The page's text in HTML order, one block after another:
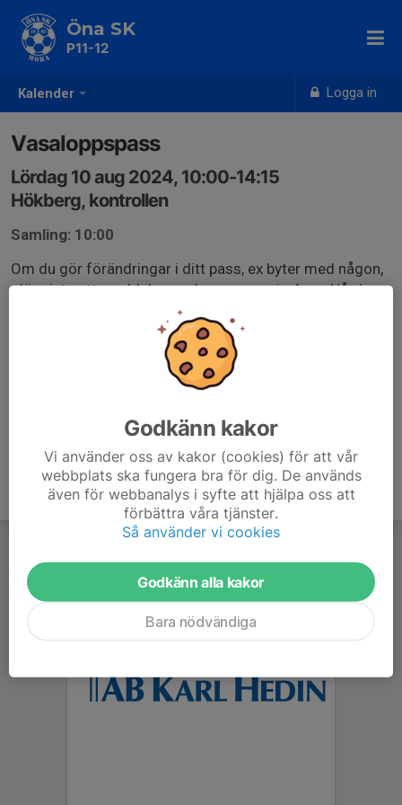
Kalender Logga in
Öna SK
P11-12
Vasaloppspass
Lördag 10 aug 2024, 10:00-14:15
Hökberg, kontrollen
Samling: 10:00
Om du gör förändringar i ditt pass, ex byter med någon,
glöm inte att meddela vasaloppsansvarig Anna Hård.
Godkänn kakor
Vi använder oss av kakor (cookies) för att vår
webbplats ska fungera bra för dig. De används
även för webbanalys i syfte att hjälpa oss att
förbättra våra tjänster.
Så använder vi cookies
Godkänn alla kakor
Bara nödvändiga